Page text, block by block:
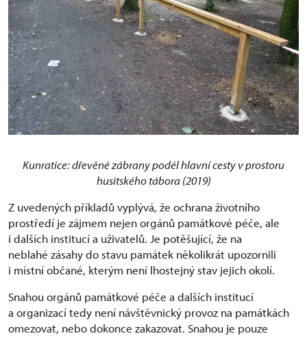
Kunratice: dřevěné zábrany podél hlavní cesty v prostoru
husitského tábora (2019)
Z uvedených příkladů vyplývá, že ochrana životního
prostředí je zájmem nejen orgánů památkové péče, ale
i dalších institucí a uživatelů. Je potěšující, že na
neblahé zásahy do stavu památek několikrát upozornili
i místní občané, kterým není lhostejný stav jejich okolí.
Snahou orgánů památkové péče a dalších institucí
a organizací tedy není návštěvnický provoz na památkách
omezovat, nebo dokonce zakazovat. Snahou je pouze